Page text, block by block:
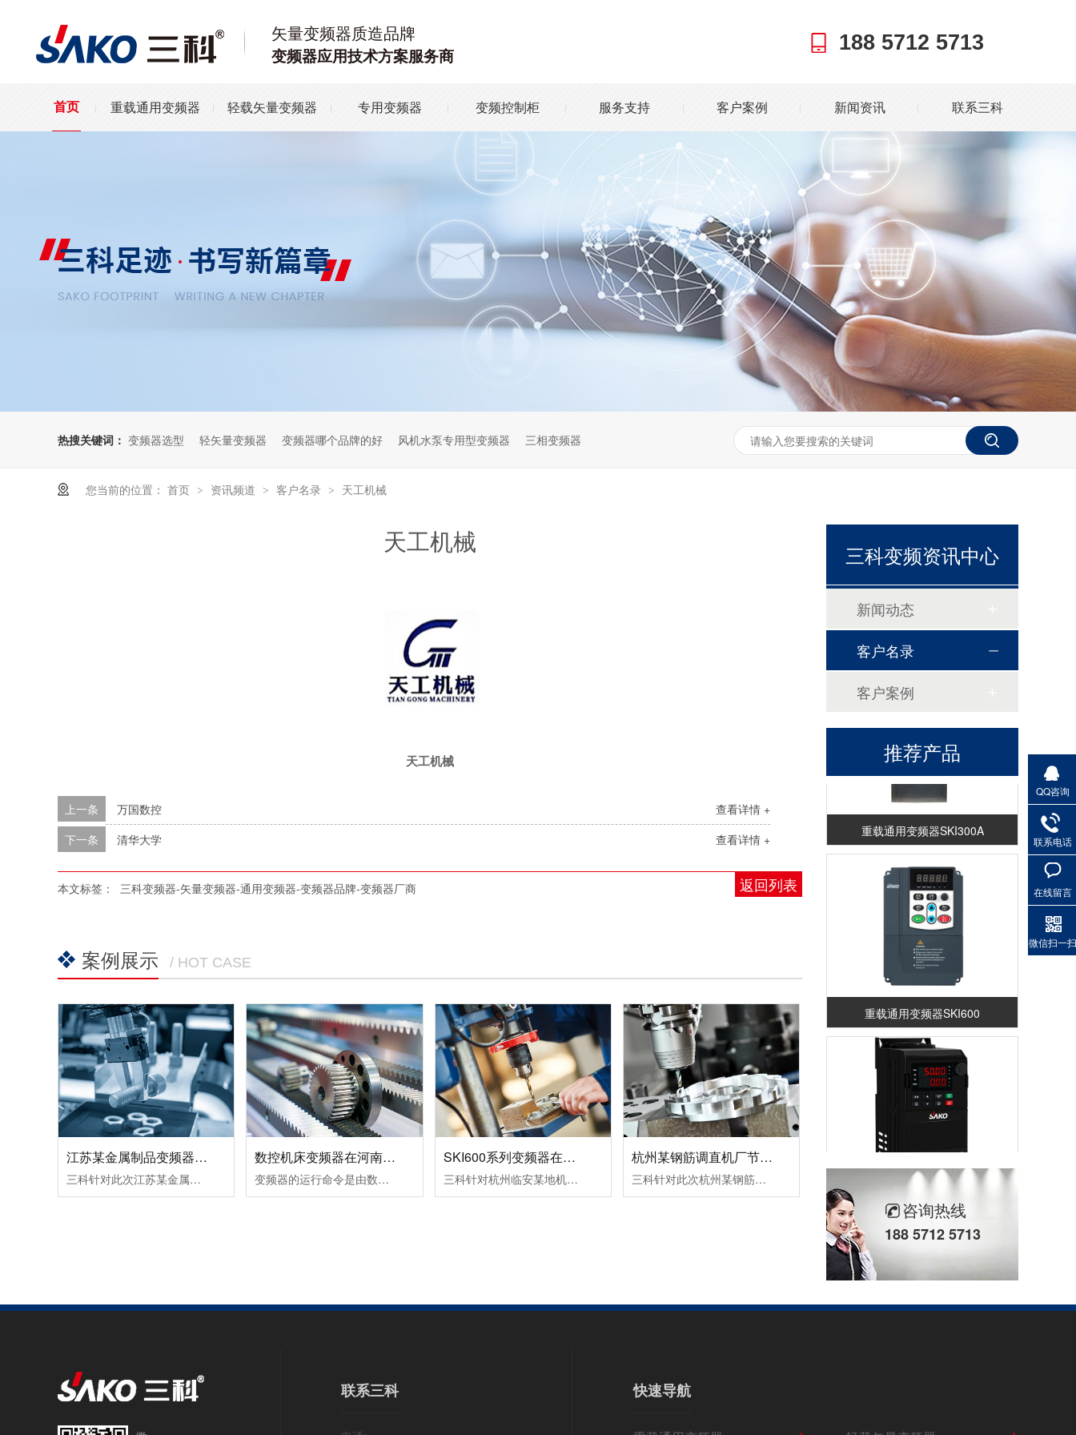
矢量变频器质造品牌
变频器应用技术方案服务商
188 5712 5713
首页 重载通用变频器 轻载矢量变频器 专用变频器 变频控制柜 服务支持 客户案例 新闻资讯 联系三科
热搜关键词： 变频器选型 轻矢量变频器 变频器哪个品牌的好 风机水泵专用型变频器 三相变频器
您当前的位置： 首页 > 资讯频道 > 客户名录 > 天工机械
天工机械
天工机械
查看详情 +
上一条
万国数控
查看详情 +
下一条 清华大学
返回列表
本文标签： 三科变频器-矢量变频器-通用变频器-变频器品牌-变频器厂商
案例展示 / HOT CASE
江苏某金属制品变频器节能改造案例！
三科针对此次江苏某金属制品变频器节能改造案例除了采用变频调速让电机达到理想工作转速外，在提高球磨机的研磨效率所取得的节能效果也很好。由于球磨机在设计时，都考虑到保证电动机的最大输出转矩，而实际生产过程中，往往达不到最大输出转矩，电动机处于轻载（不满载）工作状态，其功率因数和效率都较低。这时可通......
数控机床变频器在河南数控设备中的应用案例！
变频器的运行命令是由数控系列发出运行指令，一个正转命令FWD（S1输入），一个反转命令REV（S2输入）。频率信号是由数控系统输出转速信号S(0～10VDC），从变频器AI2端子输入频率指令即可改变频器的频率，从而改变电机的转速。变频器输出故障信号（R1A，R1C）到数控系统，变频器报故障代码时，使机床控制系统停止工作。
SKI600系列变频器在杭州临安某机械设备生产企业中的应用案例！
三科针对杭州临安某地机械设备生产企业设计了SKI600系列变频器在卧式木工带锯机上的应用所采取的设备加工工艺及控制方案：其工作过程为跑车工作台以一定的速度运行一段距离，此速度通常是慢速行进，由PLC给变频器启动和多段速信号，变频器带动跑车工作台电机以低速行进；当锯条进至木头大概5公分左右的位置后，PLC.....
杭州某钢筋调直机厂节能变频器改造案例！
三科针对此次杭州某钢筋调直机厂节能变频器改造案例中提出以下三个结论：1，降低设备启动电流，让电网电压更稳定，大大缓解了电源容量紧张传统钢筋调直机无变频器启动时的电流等于(4-7)倍额定电流，这样会对机电设备和供电电网造成严重的冲击，而且还会对电网容量要求过高。变频器具有上电电机检测、输入输出缺相保护......
三科变频资讯中心
新闻动态
客户名录
客户案例
推荐产品
恒压供水控制柜
重载通用变频器SKI300A
重载通用变频器SKI600
重载通用变频器SKI-90
咨询热线
188 5712 5713
联系三科 快速导航
QQ咨询
联系电话
在线留言
微信扫一扫